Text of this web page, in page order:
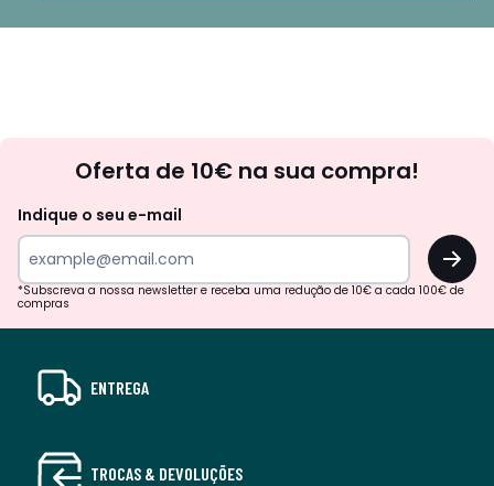
Oferta de 10€ na sua compra!
Indique o seu e-mail
OK
*Subscreva a nossa newsletter e receba uma redução de 10€ a cada 100€ de
compras
ENTREGA
TROCAS & DEVOLUÇÕES